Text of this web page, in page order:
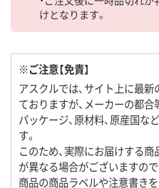
けとなります。
※ご注意【免責】
アスクルでは、サイト上に最
ておりますが、メーカーの都合
パッケージ、原材料、原産国な
す。
このため、実際にお届けする
が異なる場合がございますの
商品の商品ラベルや注意書きを